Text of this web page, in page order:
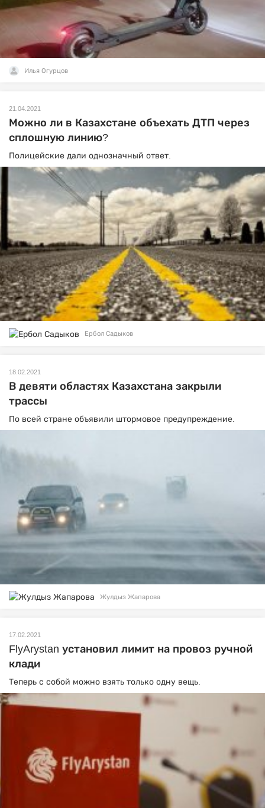
Илья Огурцов
21.04.2021
Можно ли в Казахстане объехать ДТП через
сплошную линию?
Полицейские дали однозначный ответ.
Ербол Садыков
18.02.2021
В девяти областях Казахстана закрыли
трассы
По всей стране объявили штормовое предупреждение.
Жулдыз Жапарова
17.02.2021
FlyArystan установил лимит на провоз ручной
клади
Теперь с собой можно взять только одну вещь.